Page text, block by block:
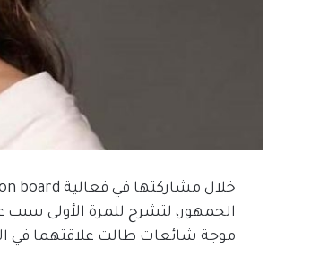
الجمهور، لتشرح للمرة الأولى
موجة شائعات طالت علاقتهما في